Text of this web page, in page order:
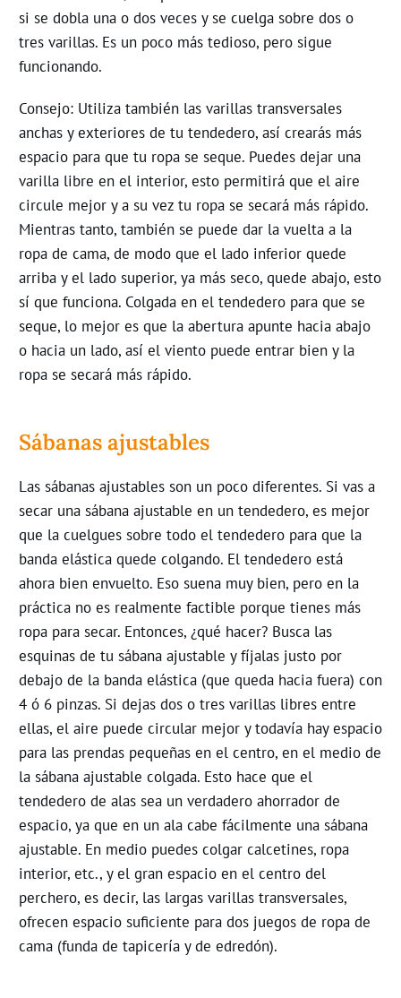
si se dobla una o dos veces y se cuelga sobre dos o
tres varillas. Es un poco más tedioso, pero sigue
funcionando.
Consejo: Utiliza también las varillas transversales
anchas y exteriores de tu tendedero, así crearás más
espacio para que tu ropa se seque. Puedes dejar una
varilla libre en el interior, esto permitirá que el aire
circule mejor y a su vez tu ropa se secará más rápido.
Mientras tanto, también se puede dar la vuelta a la
ropa de cama, de modo que el lado inferior quede
arriba y el lado superior, ya más seco, quede abajo, esto
sí que funciona. Colgada en el tendedero para que se
seque, lo mejor es que la abertura apunte hacia abajo
o hacia un lado, así el viento puede entrar bien y la
ropa se secará más rápido.
Sábanas ajustables
Las sábanas ajustables son un poco diferentes. Si vas a
secar una sábana ajustable en un tendedero, es mejor
que la cuelgues sobre todo el tendedero para que la
banda elástica quede colgando. El tendedero está
ahora bien envuelto. Eso suena muy bien, pero en la
práctica no es realmente factible porque tienes más
ropa para secar. Entonces, ¿qué hacer? Busca las
esquinas de tu sábana ajustable y fíjalas justo por
debajo de la banda elástica (que queda hacia fuera) con
4 ó 6 pinzas. Si dejas dos o tres varillas libres entre
ellas, el aire puede circular mejor y todavía hay espacio
para las prendas pequeñas en el centro, en el medio de
la sábana ajustable colgada. Esto hace que el
tendedero de alas sea un verdadero ahorrador de
espacio, ya que en un ala cabe fácilmente una sábana
ajustable. En medio puedes colgar calcetines, ropa
interior, etc., y el gran espacio en el centro del
perchero, es decir, las largas varillas transversales,
ofrecen espacio suficiente para dos juegos de ropa de
cama (funda de tapicería y de edredón).